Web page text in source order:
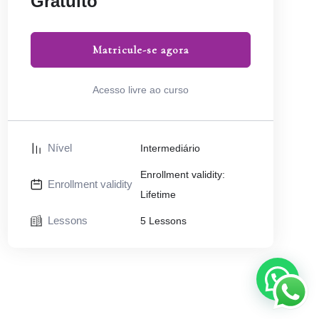
Matricule-se agora
Acesso livre ao curso
Nível Intermediário
Enrollment validity
Enrollment validity:
Lifetime
Lessons 5 Lessons